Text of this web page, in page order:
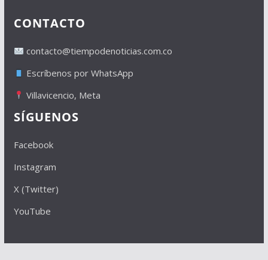
CONTACTO
contacto@tiempodenoticias.com.co
Escríbenos por WhatsApp
Villavicencio, Meta
SÍGUENOS
Facebook
Instagram
X (Twitter)
YouTube